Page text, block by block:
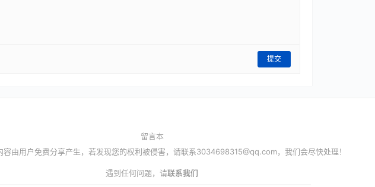
提交
留言本
容由用户免费分享产生，若发现您的权利被侵害，请联系3034698315@qq.com，我们会尽快处理！
遇到任何问题，请联系我们